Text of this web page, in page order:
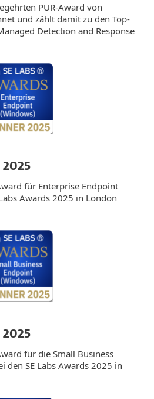
PUR-Award von
und zählt damit zu den Top-
Detection and Response
2025
für Enterprise Endpoint
Awards 2025 in London
2025
für die Small Business
den SE Labs Awards 2025 in